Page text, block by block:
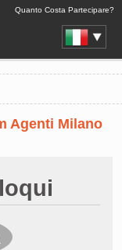
Quanto Costa Partecipare?
Agenti Milano